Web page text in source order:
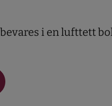
i en lufttett